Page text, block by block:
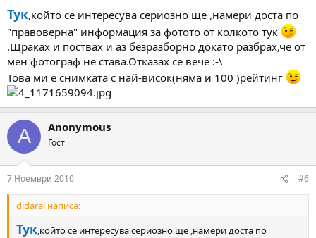
Тук,който се интересува сериозно ще ,намери доста по
"правоверна" информация за фотото от колкото тук
.Щраках и поствах и аз безразборно докато разбрах,че от
мен фотограф не става.Отказах се вече :-\
Това ми е снимката с най-висок(няма и 100 )рейтинг
A Anonymous
Гост
7 Ноември 2010 #6
didarai написа:
Тук,който се интересува сериозно ще ,намери доста по